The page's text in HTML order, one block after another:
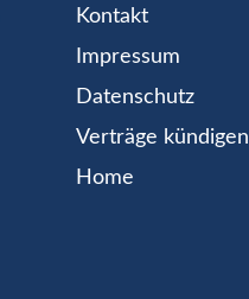
Kontakt
Impressum
Datenschutz
Verträge kündigen
Home